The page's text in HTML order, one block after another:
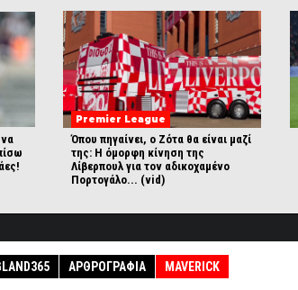
Premier League
Όπου πηγαίνει, ο Ζότα θα είναι μαζί
της: Η όμορφη κίνηση της
Λίβερπουλ για τον αδικοχαμένο
Πορτογάλο... (vid)
ΑΡΘΡΟΓΡΑΦΊΑ MAVERICK